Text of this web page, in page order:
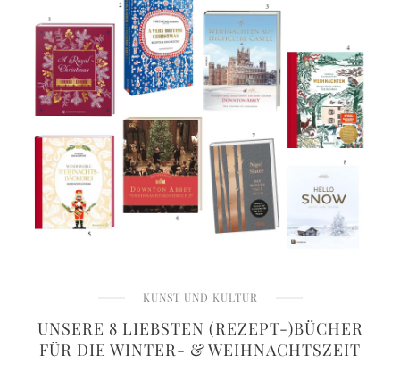
KUNST UND KULTUR
UNSERE 8 LIEBSTEN (REZEPT-)BÜCHER
FÜR DIE WINTER- & WEIHNACHTSZEIT